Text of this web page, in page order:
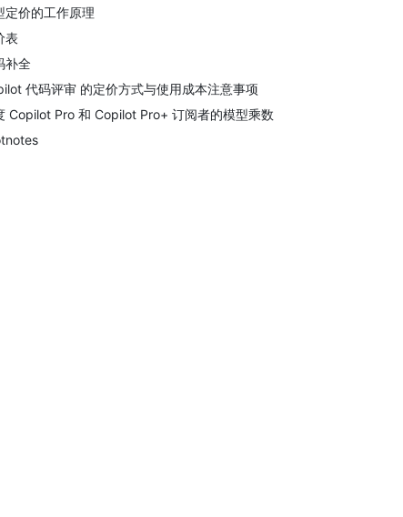
定价的工作原理
表
补全
代码评审 的定价方式与使用成本注意事项
Copilot Pro 和 Copilot Pro+ 订阅者的模型乘数